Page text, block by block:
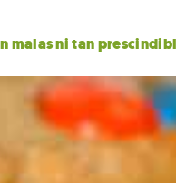
malas ni tan